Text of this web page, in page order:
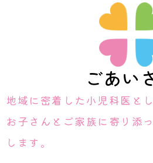
ごあい
地域に密着した小児科医とし
お子さんとご家族に寄り添
します。